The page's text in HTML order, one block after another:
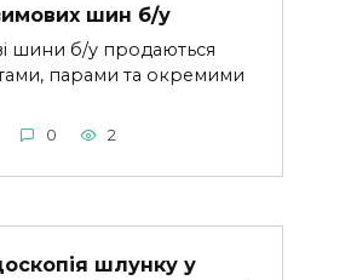
шин б/у
шини б/у продаються
парами та окремими
0 2
шлунку у